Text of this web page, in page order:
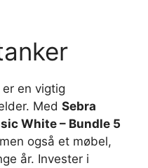
en vigtig
Med Sebra
White – Bundle 5
også et møbel,
år. Invester i